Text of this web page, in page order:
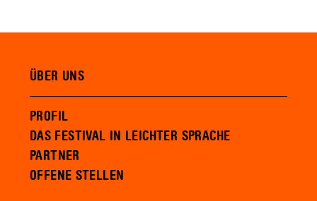
ÜBER UNS
PROFIL
DAS FESTIVAL IN LEICHTER SPRACHE
PARTNER
OFFENE STELLEN